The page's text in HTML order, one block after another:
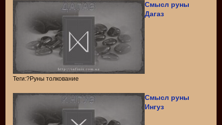
Смысл руны
Дагаз
Теги:?Руны толкование
Смысл руны
Ингуз